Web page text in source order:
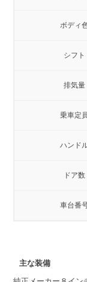
ボディ
シフト
排気量
乗車定
ハンド
ドア数
車台番
主な装備